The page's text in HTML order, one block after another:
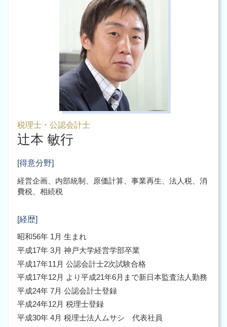
税理士・公認会計士
辻本 敏行
[得意分野]
経営企画、内部統制、原価計算、事業再生、法人税、消
費税、相続税
[経歴]
昭和56年 1月 生まれ
平成17年 3月 神戸大学経営学部卒業
平成17年11月 公認会計士2次試験合格
平成17年12月 より平成21年6月まで新日本監査法人勤務
平成24年 7月 公認会計士登録
平成24年12月 税理士登録
平成30年 4月 税理士法人ムサシ 代表社員